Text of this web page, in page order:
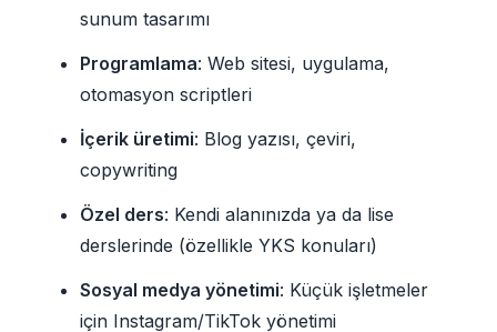
sunum tasarımı
Programlama: Web sitesi, uygulama,
otomasyon scriptleri
İçerik üretimi: Blog yazısı, çeviri,
copywriting
Özel ders: Kendi alanınızda ya da lise
derslerinde (özellikle YKS konuları)
Sosyal medya yönetimi: Küçük işletmeler
için Instagram/TikTok yönetimi